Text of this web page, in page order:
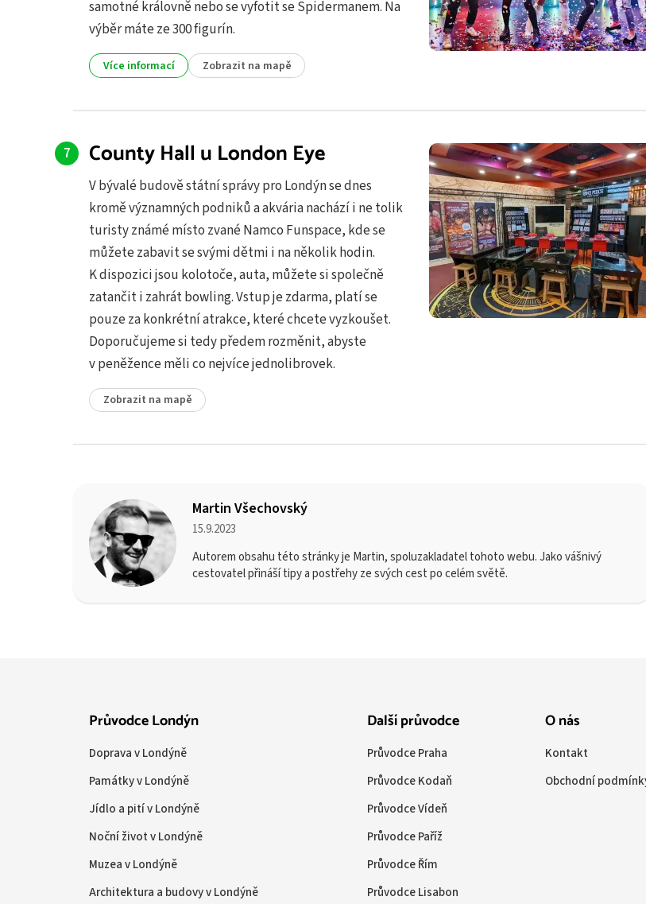
samotné královně nebo se vyfotit se Spidermanem. Na
výběr máte ze 300 figurín.
Více informací Zobrazit na mapě
County Hall u London Eye
V bývalé budově státní správy pro Londýn se dnes
kromě významných podniků a akvária nachází i ne tolik
turisty známé místo zvané Namco Funspace, kde se
můžete zabavit se svými dětmi i na několik hodin.
K dispozici jsou kolotoče, auta, můžete si společně
zatančit i zahrát bowling. Vstup je zdarma, platí se
pouze za konkrétní atrakce, které chcete vyzkoušet.
Doporučujeme si tedy předem rozměnit, abyste
v peněžence měli co nejvíce jednolibrovek.
Zobrazit na mapě
Martin Všechovský
15.9.2023
Autorem obsahu této stránky je Martin, spoluzakladatel tohoto webu. Jako vášnivý
cestovatel přináší tipy a postřehy ze svých cest po celém světě.
Průvodce Londýn
Doprava v Londýně
Památky v Londýně
Jídlo a pití v Londýně
Noční život v Londýně
Muzea v Londýně
Architektura a budovy v Londýně
Další průvodce
Průvodce Praha
Průvodce Kodaň
Průvodce Vídeň
Průvodce Paříž
Průvodce Řím
Průvodce Lisabon
O nás
Kontakt
Obchodní